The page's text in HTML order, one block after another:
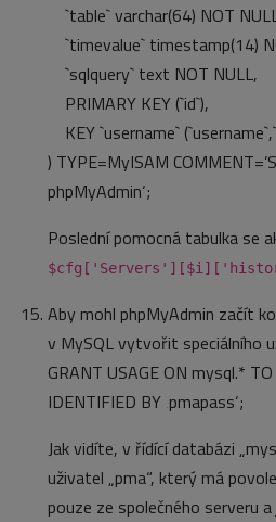
`table` varchar(64) NOT
`timevalue` timestamp(14)
`sqlquery` text NOT NULL,
PRIMARY KEY (`id`),
KEY `username`
) TYPE=MyISAM
phpMyAdmin‘;
Poslední pomocná tabulka se
Aby mohl phpMyAdmin začít
v MySQL vytvořit speciálního
GRANT USAGE ON mysql.* TO
IDENTIFIED BY ‚pmapass‘;
Jak vidíte, v řídící databázi
uživatel „pma“, který má
pouze ze společného serveru